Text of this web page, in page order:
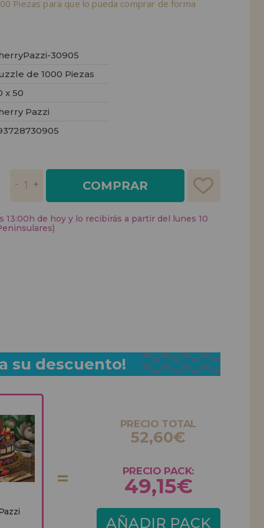
Piezas para que lo pueda comprar de forma
30905
de 1000 Piezas
x 50
Pazzi
COMPRAR
13:00h de hoy y lo recibirás a partir del lunes 10
su descuento!
PRECIO TOTAL
52,60€
PRECIO PACK:
49,15€
AÑADIR PACK